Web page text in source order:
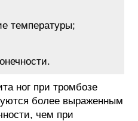
температуры;
ног при тромбозе
более выраженным
чем при